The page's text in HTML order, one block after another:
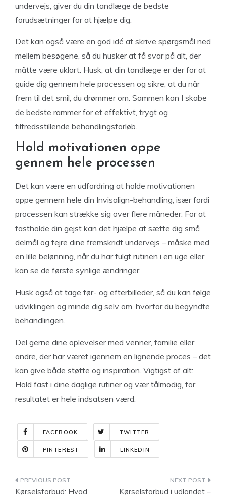
undervejs, giver du din tandlæge de bedste
forudsætninger for at hjælpe dig.
Det kan også være en god idé at skrive spørgsmål ned
mellem besøgene, så du husker at få svar på alt, der
måtte være uklart. Husk, at din tandlæge er der for at
guide dig gennem hele processen og sikre, at du når
frem til det smil, du drømmer om. Sammen kan I skabe
de bedste rammer for et effektivt, trygt og
tilfredsstillende behandlingsforløb.
Hold motivationen oppe
gennem hele processen
Det kan være en udfordring at holde motivationen
oppe gennem hele din Invisalign-behandling, især fordi
processen kan strække sig over flere måneder. For at
fastholde din gejst kan det hjælpe at sætte dig små
delmål og fejre dine fremskridt undervejs – måske med
en lille belønning, når du har fulgt rutinen i en uge eller
kan se de første synlige ændringer.
Husk også at tage før- og efterbilleder, så du kan følge
udviklingen og minde dig selv om, hvorfor du begyndte
behandlingen.
Del gerne dine oplevelser med venner, familie eller
andre, der har været igennem en lignende proces – det
kan give både støtte og inspiration. Vigtigst af alt:
Hold fast i dine daglige rutiner og vær tålmodig, for
resultatet er hele indsatsen værd.
FACEBOOK TWITTER
PINTEREST LINKEDIN
Indlægsnavigation
Kørselsforbud: Hvad
Kørselsforbud i udlandet –